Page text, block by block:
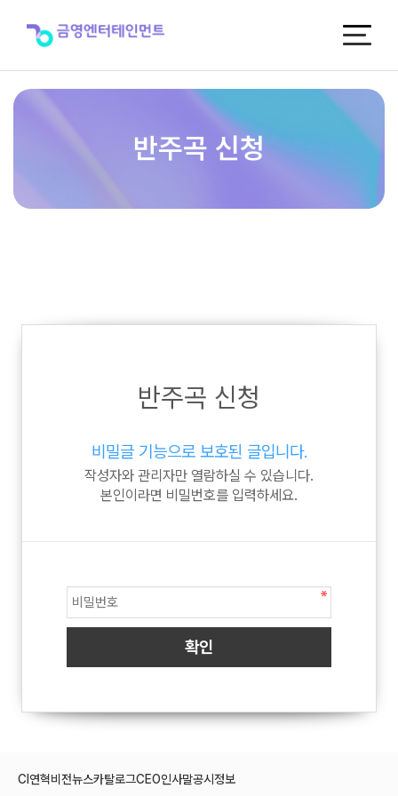
반주곡 신청
반주곡 신청
비밀글 기능으로 보호된 글입니다.
작성자와 관리자만 열람하실 수 있습니다.
본인이라면 비밀번호를 입력하세요.
CI 연혁비전뉴스카탈로그CEO인사말공시정보